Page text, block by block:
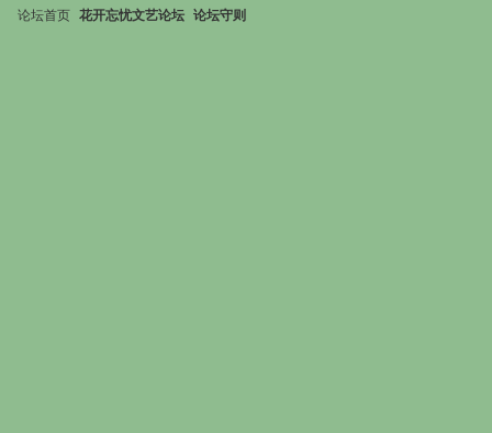
论坛首页 花开忘忧文艺论坛 论坛守则